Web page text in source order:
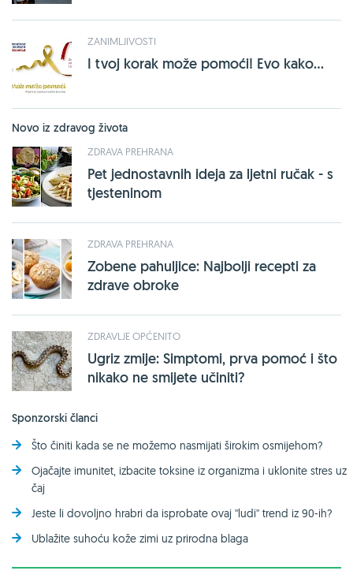
ZANIMLJIVOSTI
I tvoj korak može pomoći! Evo kako...
Novo iz zdravog života
ZDRAVA PREHRANA
Pet jednostavnih ideja za ljetni ručak - s
tjesteninom
ZDRAVA PREHRANA
Zobene pahuljice: Najbolji recepti za
zdrave obroke
ZDRAVLJE OPĆENITO
Ugriz zmije: Simptomi, prva pomoć i što
nikako ne smijete učiniti?
Sponzorski članci
Što činiti kada se ne možemo nasmijati širokim osmijehom?
Ojačajte imunitet, izbacite toksine iz organizma i uklonite stres uz
čaj
Jeste li dovoljno hrabri da isprobate ovaj ''ludi'' trend iz 90-ih?
Ublažite suhoću kože zimi uz prirodna blaga